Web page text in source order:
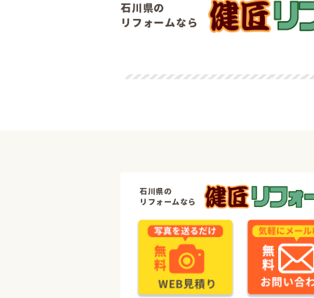
石川県の
リフォームなら
石川県の
リフォームなら